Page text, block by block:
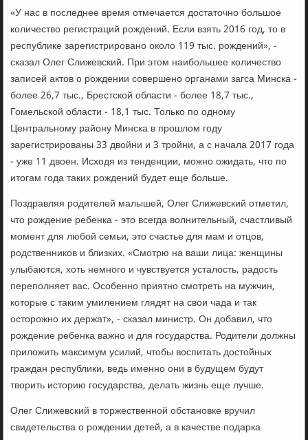
«У нас в последнее время отмечается достаточно большое
количество регистраций рождений. Если взять 2016 год, то в
республике зарегистрировано около 119 тыс. рождений», -
сказал Олег Слижевский. При этом наибольшее количество
записей актов о рождении совершено органами загса Минска -
более 26,7 тыс., Брестской области - более 18,7 тыс.,
Гомельской области - 18,1 тыс. Только по одному
Центральному району Минска в прошлом году
зарегистрированы 33 двойни и 3 тройни, а с начала 2017 года
- уже 11 двоен. Исходя из тенденции, можно ожидать, что по
итогам года таких рождений будет еще больше.
Поздравляя родителей малышей, Олег Слижевский отметил,
что рождение ребенка - это всегда волнительный, счастливый
момент для любой семьи, это счастье для мам и отцов,
родственников и близких. «Смотрю на ваши лица: женщины
улыбаются, хоть немного и чувствуется усталость, радость
переполняет вас. Особенно приятно смотреть на мужчин,
которые с таким умилением глядят на свои чада и так
осторожно их держат», - сказал министр. Он добавил, что
рождение ребенка важно и для государства. Родители должны
приложить максимум усилий, чтобы воспитать достойных
граждан республики, ведь именно они в будущем будут
творить историю государства, делать жизнь еще лучше.
Олег Слижевский в торжественной обстановке вручил
свидетельства о рождении детей, а в качестве подарка